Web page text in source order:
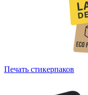
Печать стикерпаков